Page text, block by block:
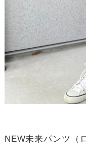
NEW未来パンツ（